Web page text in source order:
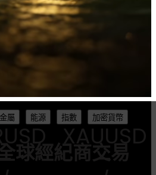
球經紀商交易
屬 能源 指數 加密貨幣
XAUUSD
–